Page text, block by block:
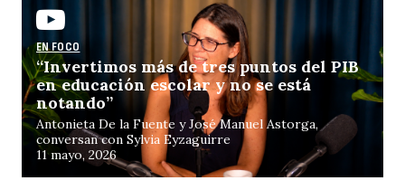
EN FOCO
“Invertimos más de tres puntos del PIB
en educación escolar y no se está
notando”
Antonieta De la Fuente y José Manuel Astorga,
conversan con Sylvia Eyzaguirre
11 mayo, 2026